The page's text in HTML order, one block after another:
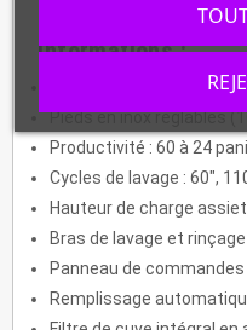
Informations :
Réalisation en "double
Pieds en inox réglables
Productivité : 60 à 24
Cycles de lavage : 60",
Hauteur de charge
Bras de lavage et
Panneau de
Remplissage